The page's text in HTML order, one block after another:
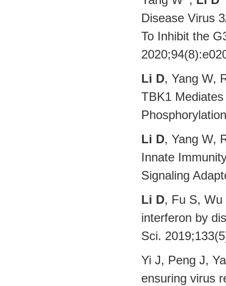
Disease Virus
To Inhibit the
Li D, Yang W,
TBK1
Li D, Yang W,
Innate
Signaling
Li D, Fu S, Wu
interferon by
Sci.
Yi J, Peng J,
ensuring virus